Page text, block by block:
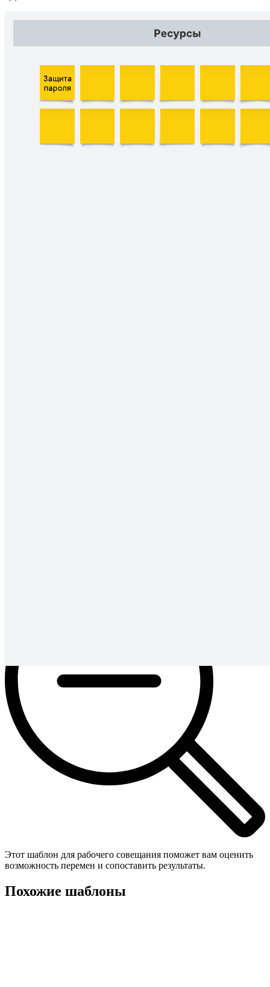
Этот шаблон для рабочего совещания поможет вам оценить
возможность перемен и сопоставить результаты.
Похожие шаблоны